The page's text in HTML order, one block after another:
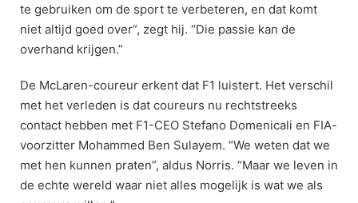
te gebruiken om de sport te verbeteren, en dat komt
niet altijd goed over”, zegt hij. “Die passie kan de
overhand krijgen.”
De McLaren-coureur erkent dat F1 luistert. Het verschil
met het verleden is dat coureurs nu rechtstreeks
contact hebben met F1-CEO Stefano Domenicali en FIA-
voorzitter Mohammed Ben Sulayem. “We weten dat we
met hen kunnen praten”, aldus Norris. “Maar we leven in
de echte wereld waar niet alles mogelijk is wat we als